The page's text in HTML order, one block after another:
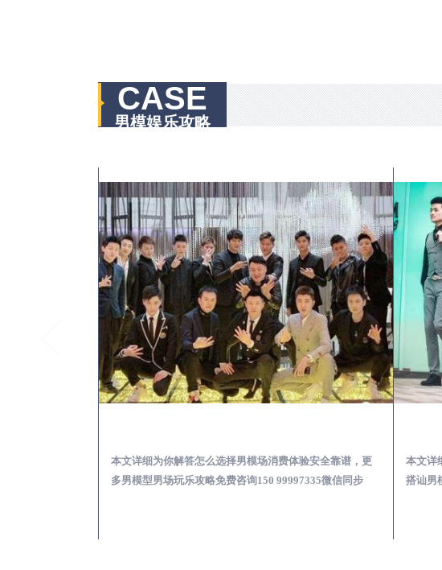
CASE
男模娱乐攻略
本文详细为你解答怎么选择男模场消费体验安全靠谱，更
多男模型男场玩乐攻略免费咨询150 99997335微信同步
本文详
搭讪男